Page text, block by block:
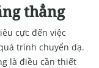
thẳng
cực đến việc
trình chuyển dạ.
là điều cần thiết